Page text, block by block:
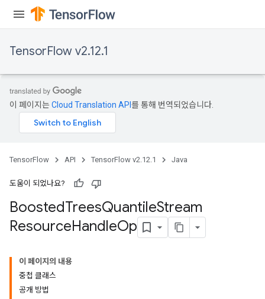
TensorFlow v2.12.1
이 페이지는Cloud Translation API 를 통해 번역되었습니다.
TensorFlow API TensorFlow v2.12.1 Java
도움이 되었나요?
BoostedTreesQuantileStream
ResourceHandleOp
이 페이지의 내용
중첩 클래스
공개 방법